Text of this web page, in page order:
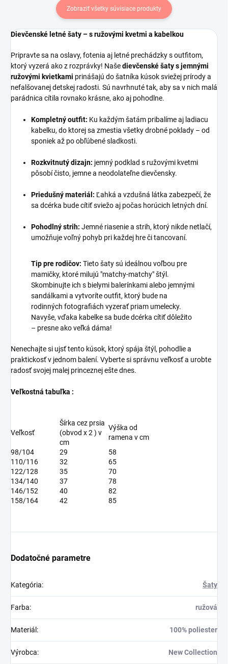
Zobraziť všetky súvisiace produkty
Dievčenské letné šaty – s ružovými kvetmi a kabelkou
Pripravte sa na oslavy, fotenia aj letné prechádzky s outfitom,
ktorý vyzerá ako z rozprávky! Našedievčenské šaty s jemnými
ružovými kvietkami prinášajú do šatníka kúsok sviežej prírody a
nefalšovanej detskej radosti. Sú navrhnuté tak, aby sa v nich malá
parádnica cítila rovnako krásne, ako aj pohodlne.
Kompletný outfit: Ku každým šatám pribalíme aj ladiacu
kabelku, do ktorej sa zmestia všetky drobné poklady – od
sponiek až po obľúbené sladkosti.
Rozkvitnutý dizajn: jemný podklad s ružovými kvetmi
pôsobí čisto, jemne a neodolateľne dievčensky.
Priedušný materiál: Ľahká a vzdušná látka zabezpečí, že
sa dcérka bude cítiť sviežo aj počas horúcich letných dní.
Pohodlný strih: Jemné riasenie a strih, ktorý nikde netlačí,
umožňuje voľný pohyb pri každej hre či tancovaní.
Tip pre rodičov: Tieto šaty sú ideálnou voľbou pre
mamičky, ktoré milujú "matchy-matchy" štýl.
Skombinujte ich s bielymi balerínkami alebo jemnými
sandálkami a vytvoríte outfit, ktorý bude na
rodinných fotografiách vyzerať priam umelecky.
Navyše, vďaka kabelke sa bude dcérka cítiť dôležito
– presne ako veľká dáma!
Nenechajte si ujsť tento kúsok, ktorý spája štýl, pohodlie a
praktickosť v jednom balení. Vyberte si správnu veľkosť a urobte
radosť svojej malej princeznej ešte dnes.
Veľkostná tabuľka :
Veľkosť
Šírka cez prsia
(obvod x 2 ) v
cm
Výška od
ramena v cm
98/104
29
58
110/116
32
65
122/128
35
70
134/140
37
78
146/152
40
82
158/164
42 85
Dodatočné parametre
Kategória: Šaty
Farba: ružová
Materiál : 100% poliester
Výrobca: New Collection